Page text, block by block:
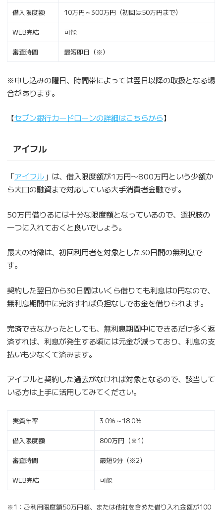
借入限度額 10万円～300万円（初回は50万円まで）
WEB完結 可能
審査時間 最短即日（※）
※申し込みの曜日、時間帯によっては翌日以降の取扱となる場
合があります。
【セブン銀行カードローンの詳細はこちらから】
アイフル
「アイフル」は、借入限度額が1万円〜800万円という少額か
ら大口の融資まで対応している大手消費者金融です。
50万円借りるには十分な限度額となっているので、選択肢の
一つに入れておくと良いでしょう。
最大の特徴は、初回利用者を対象とした30日間の無利息で
す。
契約した翌日から30日間はいくら借りても利息は0円なので、
無利息期間中に完済すれば負担なしでお金を借りられます。
完済できなかったとしても、無利息期間中にできるだけ多く返
済すれば、利息が発生する頃には元金が減っており、利息の支
払いも少なくて済みます。
アイフルと契約した過去がなければ対象となるので、該当して
いる方は上手に活用してみてください。
実質年率 3.0％～18.0％
借入限度額 800万円（※1）
審査時間 最短9分（※2）
WEB完結 可能
※1：ご利用限度額50万円超、または他社を含めた借り入れ金額が100